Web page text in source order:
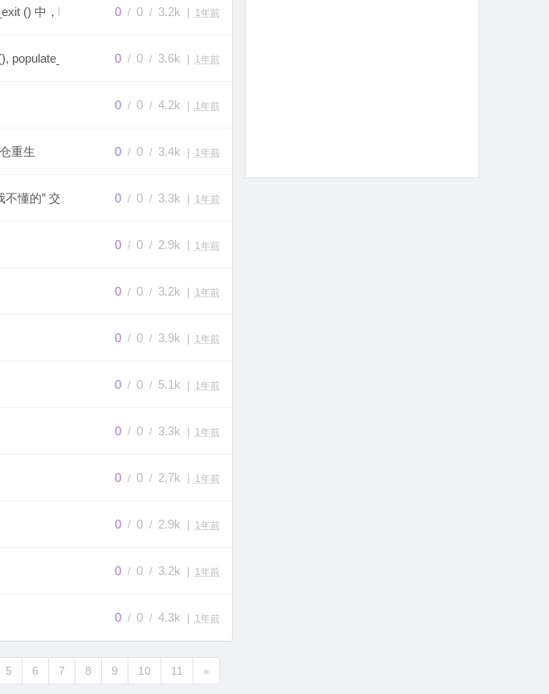
0 / 0 / 3.2k 1年前
() 中，哪种方法更好一些？
0 / 0 / 3.6k 1年前
populate_exit_trend 执行先后顺序研究
0 / 0 / 4.2k 1年前
0 / 0 / 3.4k 1年前
重生
0 / 0 / 3.3k 1年前
懂的” 交易之路-20250804
0 / 0 / 2.9k 1年前
0 / 0 / 3.2k 1年前
0 / 0 / 3.9k 1年前
0 / 0 / 5.1k 1年前
0 / 0 / 3.3k 1年前
0 / 0 / 2.7k 1年前
0 / 0 / 2.9k 1年前
0 / 0 / 3.2k 1年前
0 / 0 / 4.3k 1年前
5 6 7 8 9 10 11 »